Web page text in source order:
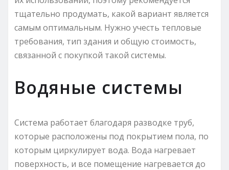
тщательно продумать, какой вариант является
самым оптимальным. Нужно учесть тепловые
требования, тип здания и общую стоимость,
связанной с покупкой такой системы.
Водяные системы
Система работает благодаря разводке труб,
которые расположены под покрытием пола, по
которым циркулирует вода. Вода нагревает
поверхность, и все помещение нагревается до